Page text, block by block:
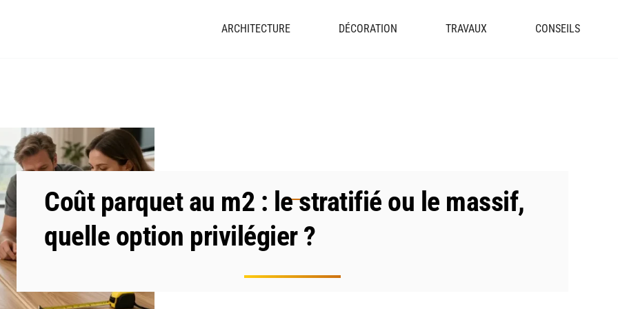
ARCHITECTURE DÉCORATION TRAVAUX CONSEILS
Coût parquet au m2 : le stratifié ou le massif,
quelle option privilégier ?